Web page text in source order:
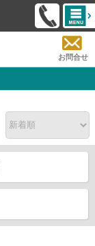
お問合せ